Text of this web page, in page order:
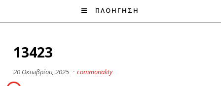
ΠΛΟΗΓΗΣΗ
13423
20 Οκτωβρίου, 2025 · commonality